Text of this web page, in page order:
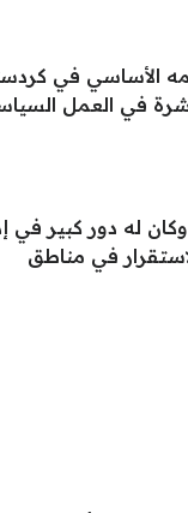
الأساسي في
في العمل
له دور كبير في
في مناطق